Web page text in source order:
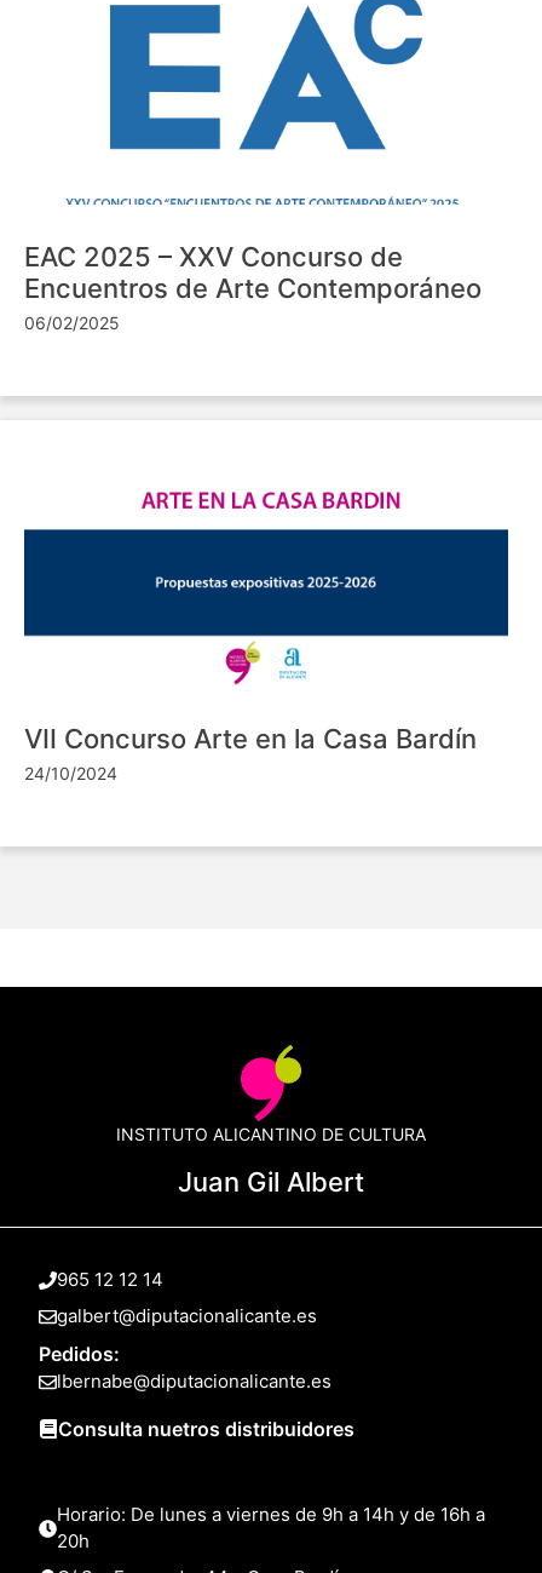
EAC 2025 – XXV Concurso de
Encuentros de Arte Contemporáneo
06/02/2025
VII Concurso Arte en la Casa Bardín
24/10/2024
INSTITUTO ALICANTINO DE CULTURA
Juan Gil Albert
965 12 12 14
galbert@diputacionalicante.es
Pedidos:
lbernabe@diputacionalicante.es
Consulta nuetros distribuidores
Horario: De lunes a viernes de 9h a 14h y de 16h a
20h